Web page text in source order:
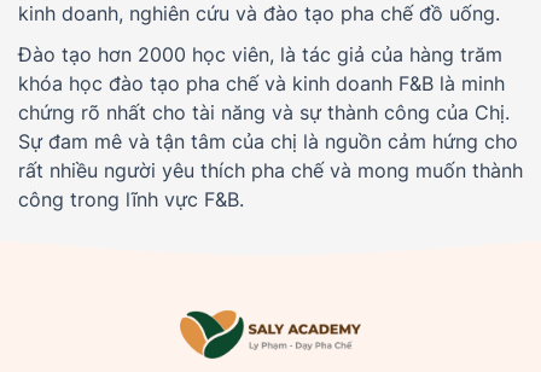
kinh doanh, nghiên cứu và đào tạo pha chế đồ uống.
Đào tạo hơn 2000 học viên, là tác giả của hàng trăm
khóa học đào tạo pha chế và kinh doanh F&B là minh
chứng rõ nhất cho tài năng và sự thành công của Chị.
Sự đam mê và tận tâm của chị là nguồn cảm hứng cho
rất nhiều người yêu thích pha chế và mong muốn thành
công trong lĩnh vực F&B.